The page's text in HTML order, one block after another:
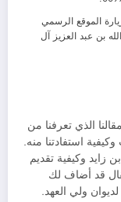
الموقع الرسمي
بن عبد العزيز آل
الذي تعرفنا من
استفادتنا منه.
زايد وكيفية تقديم
قد أضاف لك
ولي العهد.